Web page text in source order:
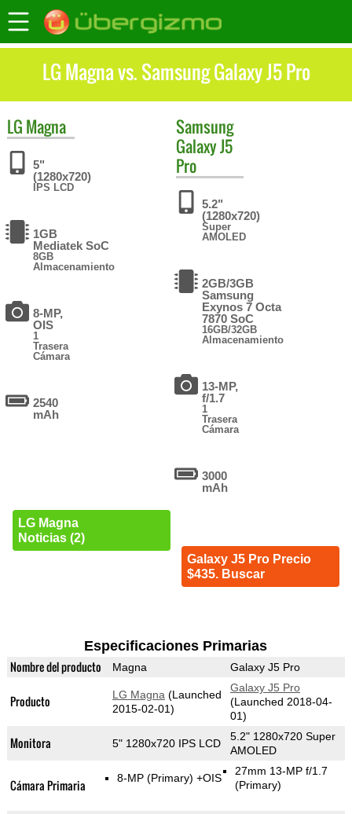
LG Magna vs. Samsung Galaxy J5 Pro
LG Magna
5"
(1280x720)
IPS LCD
1GB
Mediatek SoC
8GB
Almacenamiento
8-MP,
OIS
1
Trasera
Cámara
2540
mAh
LG Magna
Noticias (2)
Samsung
Galaxy J5
Pro
5.2"
(1280x720)
Super
AMOLED
2GB/3GB
Samsung
Exynos 7 Octa
7870 SoC
16GB/32GB
Almacenamiento
13-MP,
f/1.7
1
Trasera
Cámara
3000
mAh
Galaxy J5 Pro Precio
$435. Buscar
Especificaciones Primarias
Nombre del producto Magna Galaxy J5 Pro
Producto LG Magna (Launched
2015-02-01)
Galaxy J5 Pro
(Launched 2018-04-
01)
Monitora 5" 1280x720 IPS LCD
5.2" 1280x720 Super
AMOLED
Cámara Primaria 8-MP (Primary) +OIS
27mm 13-MP f/1.7
(Primary)